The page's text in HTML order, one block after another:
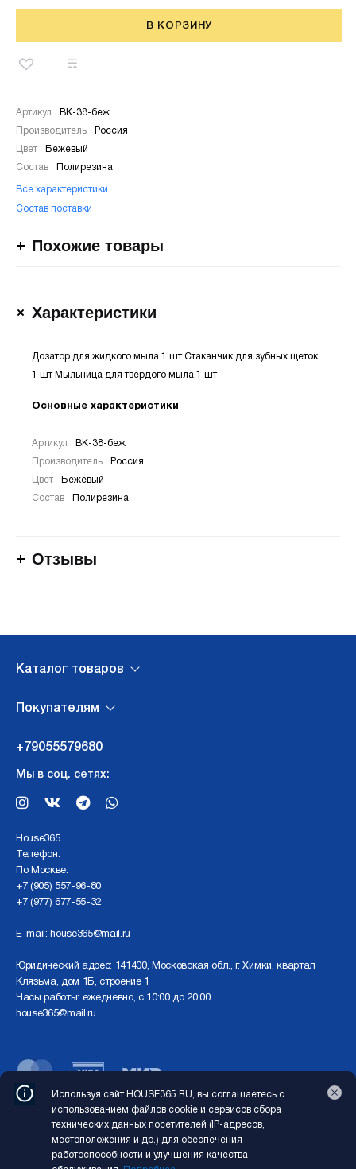
В КОРЗИНУ
Артикул ВК-38-беж
Производитель Россия
Цвет Бежевый
Состав Полирезина
Все характеристики
Состав поставки
Похожие товары
Характеристики
Дозатор для жидкого мыла 1 шт Стаканчик для зубных щеток
1 шт Мыльница для твердого мыла 1 шт
Основные характеристики
Артикул ВК-38-беж
Производитель Россия
Цвет Бежевый
Состав Полирезина
Отзывы
Каталог товаров
Покупателям
+79055579680
Мы в соц. сетях:
Нouse365
Телефон:
По Москве:
+7 (905) 557-96-80
+7 (977) 677-55-32
E-mail: house365@mail.ru
Юридический адрес: 141400, Московская обл., г. Химки, квартал
Клязьма, дом 1Б, строение 1
Часы работы: ежедневно, с 10:00 до 20:00
house365@mail.ru
Copyright © 2026 HOUSE365.RU. Все права защищены
Создание сайта MondayStudio
Перед использованием сайта отключите VPN
Используя сайт HOUSE365.RU, вы соглашаетесь с
использованием файлов cookie и сервисов сбора
технических данных посетителей (IP-адресов,
местоположения и др.) для обеспечения
работоспособности и улучшения качества